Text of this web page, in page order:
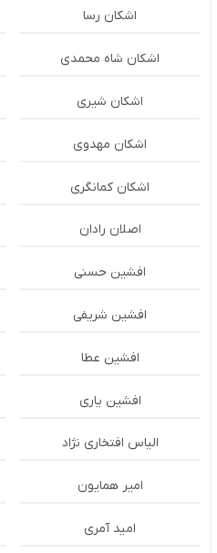
اشکان رسا
اشکان شاه محمدی
اشکان شیری
اشکان مهدوی
اشکان‌ کمانگری
اصلان رادان
افشین حسنی
افشین شریفی
افشین عطا
افشین یاری
الیاس افتخاری نژاد
امير همايون
امید آمری